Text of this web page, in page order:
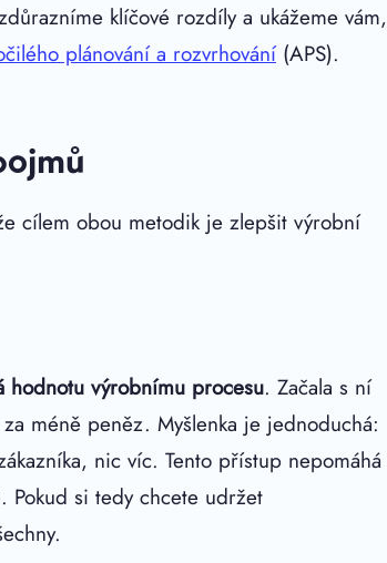
klíčové rozdíly a ukážeme vám,
plánování a rozvrhování(APS).
cílem obou metodik je zlepšit výrobní
hodnotu výrobnímu procesu. Začala s ní
méně peněz. Myšlenka je jednoduchá:
nic víc. Tento přístup nepomáhá
Pokud si tedy chcete udržet